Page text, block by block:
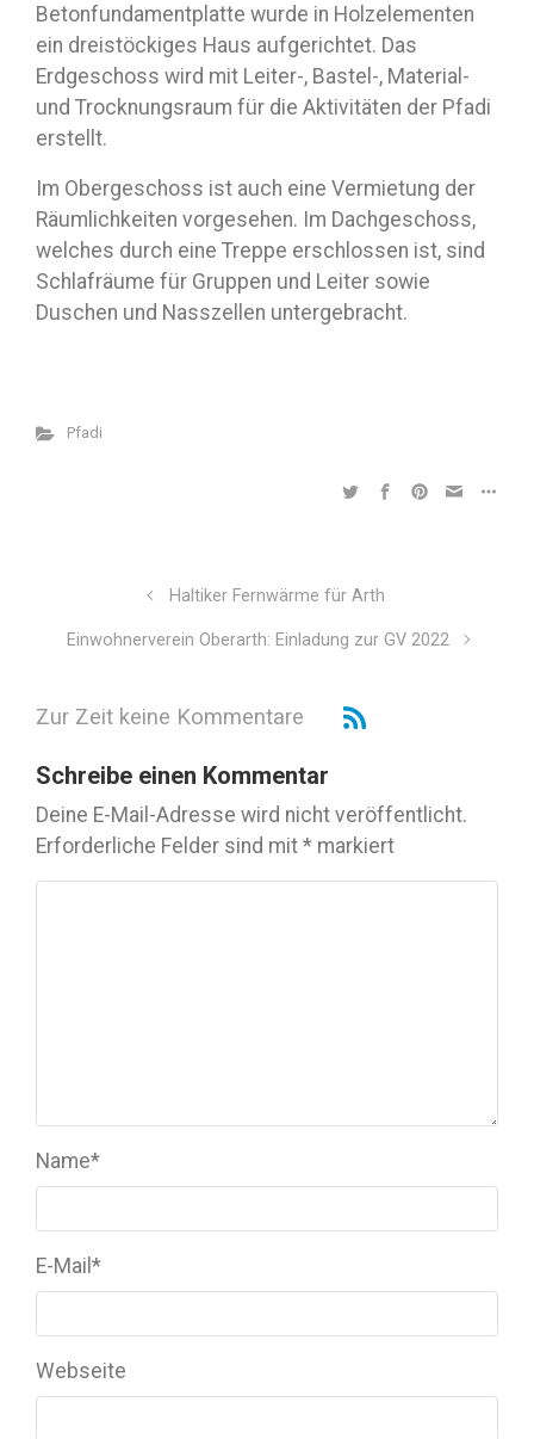
Betonfundamentplatte wurde in Holzelementen
ein dreistöckiges Haus aufgerichtet. Das
Erdgeschoss wird mit Leiter-, Bastel-, Material-
und Trocknungsraum für die Aktivitäten der Pfadi
erstellt.
Im Obergeschoss ist auch eine Vermietung der
Räumlichkeiten vorgesehen. Im Dachgeschoss,
welches durch eine Treppe erschlossen ist, sind
Schlafräume für Gruppen und Leiter sowie
Duschen und Nasszellen untergebracht.
Pfadi
Haltiker Fernwärme für Arth
Einwohnerverein Oberarth: Einladung zur GV 2022
Zur Zeit keine Kommentare
Schreibe einen Kommentar
Deine E-Mail-Adresse wird nicht veröffentlicht.
Erforderliche Felder sind mit * markiert
Name*
E-Mail *
Webseite